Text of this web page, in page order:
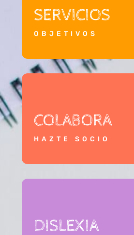
SERVICIOS
OBJETIVOS
COLABORA
HAZTE SOCIO
DISLEXIA